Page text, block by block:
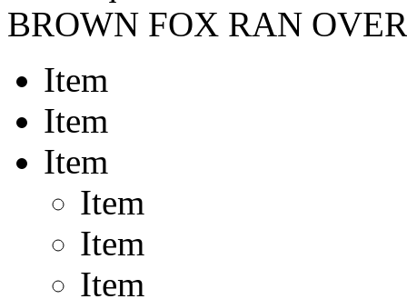
BROWN FOX RAN
Item
Item
Item
Item
Item
Item